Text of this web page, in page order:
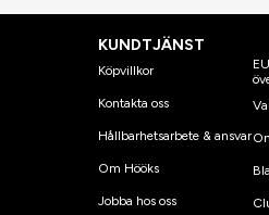
KUNDTJÄNST
Köpvillkor
Kontakta oss
Hållbarhetsarbete & ansvar
Om Hööks
Jobba hos oss